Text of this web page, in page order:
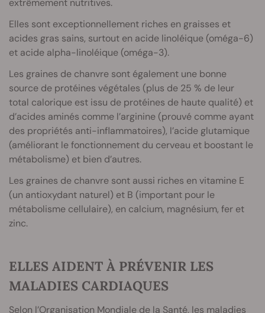
extrêmement nutritives.
Elles sont exceptionnellement riches en graisses et
acides gras sains, surtout en acide linoléique (oméga-6)
et acide alpha-linoléique (oméga-3).
Les graines de chanvre sont également une bonne
source de protéines végétales (plus de 25 % de leur
total calorique est issu de protéines de haute qualité) et
d’acides aminés comme l’arginine (prouvé comme ayant
des propriétés anti-inflammatoires), l’acide glutamique
(améliorant le fonctionnement du cerveau et boostant le
métabolisme) et bien d’autres.
Les graines de chanvre sont aussi riches en vitamine E
(un antioxydant naturel) et B (important pour le
métabolisme cellulaire), en calcium, magnésium, fer et
zinc.
ELLES AIDENT À PRÉVENIR LES
MALADIES CARDIAQUES
Selon l’Organisation Mondiale de la Santé, les maladies